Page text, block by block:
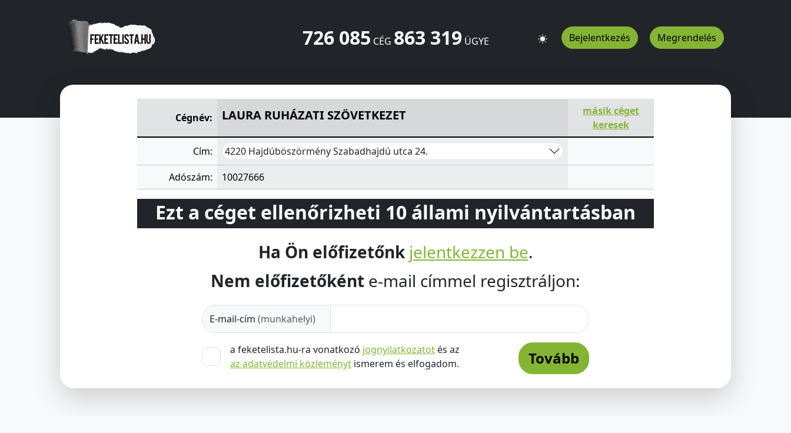
726 085 CÉG 863 319ÜGYE Bejelentkezés Megrendelés
Cégnév:
LAURA RUHÁZATI SZÖVETKEZET
másik céget
keresek
Cím: 4220 Hajdúböszörmény Szabadhajdú utca 24.
Adószám: 10027666
Ezt a céget ellenőrizheti 10 állami nyilvántartásban
Ha Ön előfizetőnk jelentkezzen be.
Nem előfizetőként e-mail címmel regisztráljon:
E-mail-cím (munkahelyi)
a feketelista.hu-ra vonatkozó jognyilatkozatotés az
az adatvédelmi közleménytismerem és elfogadom. Tovább